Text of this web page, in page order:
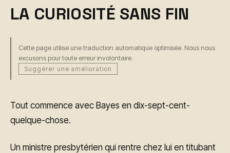
LA CURIOSITÉ SANS FIN
Cette page utilise une traduction automatique optimisée. Nous nous
excusons pour toute erreur involontaire.
Suggérer une amélioration
Tout commence avec Bayes en dix-sept-cent-
quelque-chose.
Un ministre presbytérien qui rentre chez lui en titubant